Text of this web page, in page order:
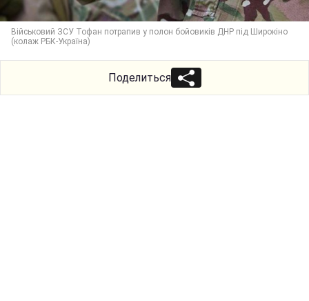
Військовий ЗСУ Тофан потрапив у полон бойовиків ДНР під Широкіно
(колаж РБК-Україна)
Поделиться